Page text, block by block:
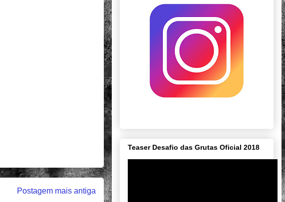
Postagem mais antiga
Teaser Desafio das Grutas Oficial 2018